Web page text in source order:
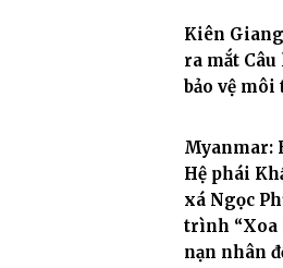
Kiên
ra mắt Câu
bảo vệ môi
Myanmar:
Hệ phái
xá Ngọc
trình “Xoa
nạn nhân